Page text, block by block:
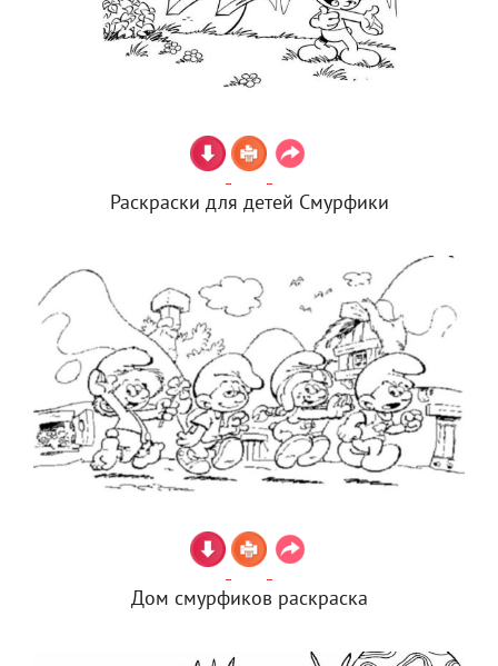
Раскраски для детей Смурфики
Дом смурфиков раскраска